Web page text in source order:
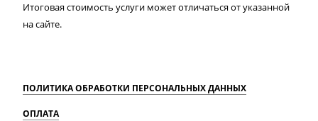
Итоговая стоимость услуги может отличаться от указанной
на сайте.
ПОЛИТИКА ОБРАБОТКИ ПЕРСОНАЛЬНЫХ ДАННЫХ
ОПЛАТА